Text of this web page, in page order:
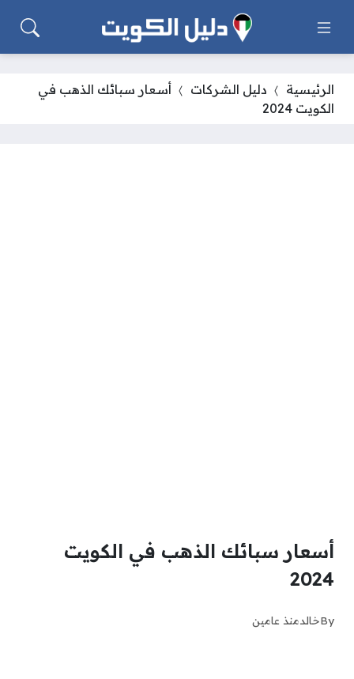
الرئيسية دليل الشركات
أسعار سبائك الذهب في
الكويت 2024
أسعار سبائك الذهب في الكويت
2024
Byخالدمنذ عامين